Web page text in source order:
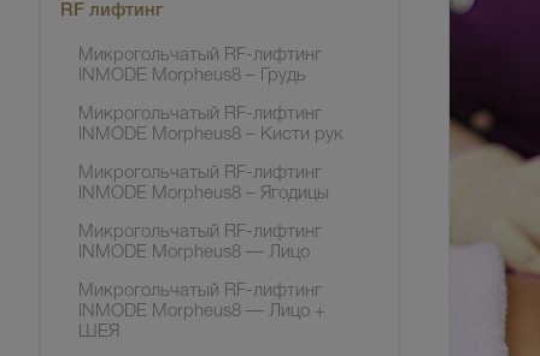
RF лифтинг
Микрогольчатый RF-лифтинг
INMODE Morpheus8 – Грудь
Микрогольчатый RF-лифтинг
INMODE Morpheus8 – Кисти рук
Микрогольчатый RF-лифтинг
INMODE Morpheus8 – Ягодицы
Микрогольчатый RF-лифтинг
INMODE Morpheus8 — Лицо
Микрогольчатый RF-лифтинг
INMODE Morpheus8 — Лицо +
ШЕЯ